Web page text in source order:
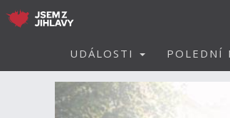
UDÁLOSTI POLEDNÍ
Předchozí